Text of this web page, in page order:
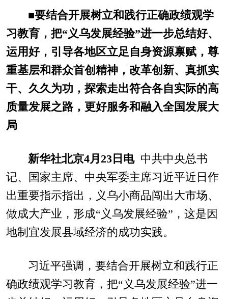
■要结合开展树立和践行正确政绩观学
习教育，把“义乌发展经验”进一步总结好、
运用好，引导各地区立足自身资源禀赋，尊
重基层和群众首创精神，改革创新、真抓实
干、久久为功，探索走出符合各自实际的高
质量发展之路，更好服务和融入全国发展大
局
新华社北京4月23日电中共中央总书
记、国家主席、中央军委主席习近平近日作
出重要指示指出，义乌小商品闯出大市场、
做成大产业，形成“义乌发展经验”，这是因
地制宜发展县域经济的成功实践。
习近平强调，要结合开展树立和践行正
确政绩观学习教育，把“义乌发展经验”进一